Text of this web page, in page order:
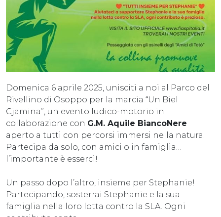
Domenica 6 aprile 2025, unisciti a noi al Parco del
Rivellino di Osoppo per la marcia “Un Biel
Cjamina”, un evento ludico-motorio in
collaborazione con G.M. Aquile BiancoNere
aperto a tutti con percorsi immersi nella natura.
Partecipa da solo, con amici o in famiglia…
l’importante è esserci!
Un passo dopo l’altro, insieme per Stephanie!
Partecipando, sosterrai Stephanie e la sua
famiglia nella loro lotta contro la SLA. Ogni